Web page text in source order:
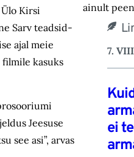
Kirsi
Sarv teadsid-
ajal meie
kasuks
Jeesuse
see asi”, arvas
ainult
7.
ei